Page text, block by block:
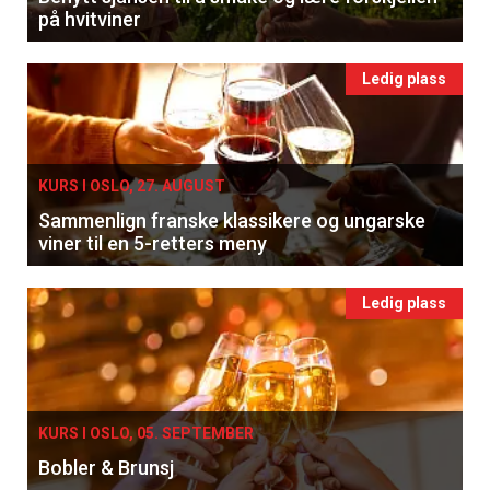
på hvitviner
Ledig plass
KURS I OSLO, 27. AUGUST
Sammenlign franske klassikere og ungarske
viner til en 5-retters meny
Ledig plass
KURS I OSLO, 05. SEPTEMBER
Bobler & Brunsj